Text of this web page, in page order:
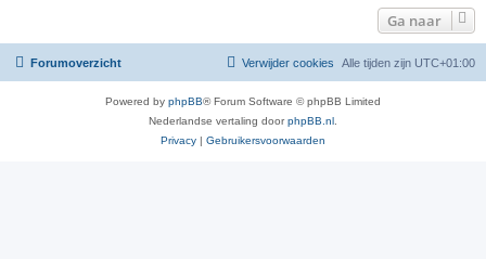
Ga naar
Forumoverzicht Alle tijden zijn UTC+01:00
Verwijder cookies
Powered by phpBB® Forum Software © phpBB Limited
Nederlandse vertaling doorphpBB.nl.
Privacy | Gebruikersvoorwaarden